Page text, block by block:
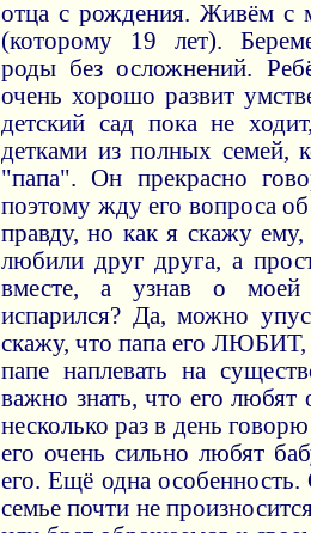
отца с рождения. Живём с
(которому 19 лет).
роды без осложнений.
очень хорошо развит
детский сад пока не
детками из полных семей,
"папа". Он прекрасно
поэтому жду его вопроса
правду, но как я скажу
любили друг друга, а
вместе, а узнав о моей
испарился? Да, можно
скажу, что папа его ЛЮБИТ,
папе наплевать на
важно знать, что его любят
несколько раз в день
его очень сильно любят
его. Ещё одна
семье почти не